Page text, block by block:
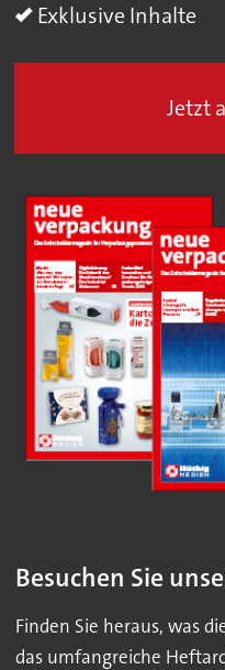
Exklusive Inhalte
Jetzt
Besuchen Sie
Finden Sie heraus, was
das umfangreiche